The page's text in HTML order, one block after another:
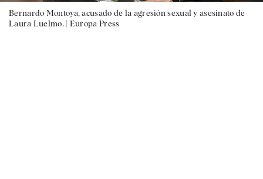
Bernardo Montoya, acusado de la agresión sexual y asesinato de
Laura Luelmo. | Europa Press